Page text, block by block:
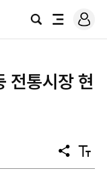
검
전
로
그
전통시장 현
공
유
텍
스